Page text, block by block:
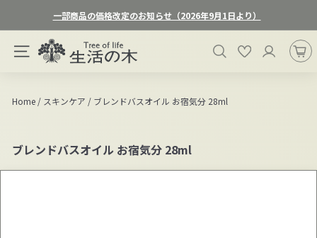
ス
ョ
一
一部商品の価格改定のお知らせ（2026年9月1日より）
サイトナビゲーション
生
活
木
ン
ラ
イ
検索 お気に入り
Home / スキンケア / ブレンドバスオイル お宿気分 28ml
ブレンドバスオイル お宿気分 28ml